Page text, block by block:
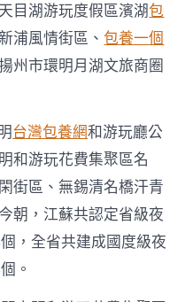
目湖游玩度假區濱湖包
浦風情街區、包養一個
州市環明月湖文旅商圈
台灣包養網和游玩廳公
和游玩花費集聚區名
街區、無錫清名橋汗青
朝，江蘇共認定省級夜
，全省共建成國度級夜
。